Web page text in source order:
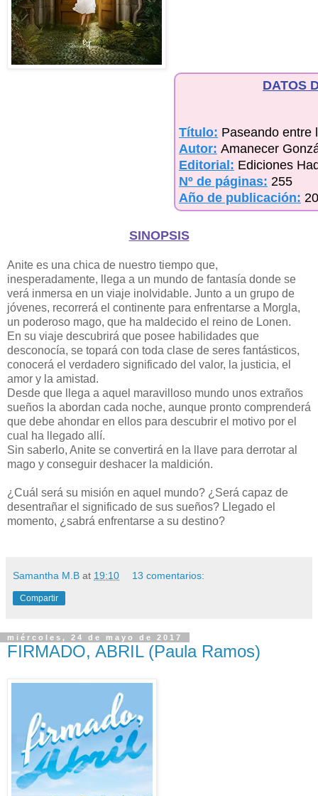
DATOS
Título: Paseando entre
Autor: Amanecer
Editorial: Ediciones
Nº de páginas: 255
Año de publicación:
SINOPSIS
Anite es una chica de nuestro tiempo que,
inesperadamente, llega a un mundo de fantasía donde se
verá inmersa en un viaje inolvidable. Junto a un grupo de
jóvenes, recorrerá el continente para enfrentarse a Morgla,
un poderoso mago, que ha maldecido el reino de Lonen.
En su viaje descubrirá que posee habilidades que
desconocía, se topará con toda clase de seres fantásticos,
conocerá el verdadero significado del valor, la justicia, el
amor y la amistad.
Desde que llega a aquel maravilloso mundo unos extraños
sueños la abordan cada noche, aunque pronto comprenderá
que debe ahondar en ellos para descubrir el motivo por el
cual ha llegado allí.
Sin saberlo, Anite se convertirá en la llave para derrotar al
mago y conseguir deshacer la maldición.
¿Cuál será su misión en aquel mundo? ¿Será capaz de
desentrañar el significado de sus sueños? Llegado el
momento, ¿sabrá enfrentarse a su destino?
Samantha M.B at 19:10 13 comentarios:
Compartir
miércoles, 24 de mayo de 2017
FIRMADO, ABRIL (Paula Ramos)